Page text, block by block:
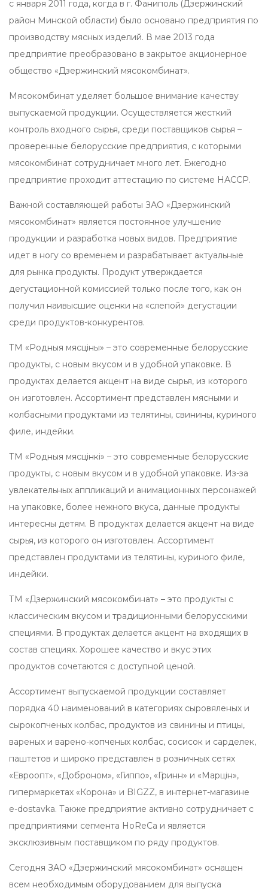
с января 2011 года, когда в г. Фаниполь (Дзержинский
район Минской области) было основано предприятия по
производству мясных изделий. В мае 2013 года
предприятие преобразовано в закрытое акционерное
общество «Дзержинский мясокомбинат».
Мясокомбинат уделяет большое внимание качеству
выпускаемой продукции. Осуществляется жесткий
контроль входного сырья, среди поставщиков сырья –
проверенные белорусские предприятия, с которыми
мясокомбинат сотрудничает много лет. Ежегодно
предприятие проходит аттестацию по системе НАССР.
Важной составляющей работы ЗАО «Дзержинский
мясокомбинат» является постоянное улучшение
продукции и разработка новых видов. Предприятие
идет в ногу со временем и разрабатывает актуальные
для рынка продукты. Продукт утверждается
дегустационной комиссией только после того, как он
получил наивысшие оценки на «слепой» дегустации
среди продуктов-конкурентов.
ТМ «Родныя мясцiны» – это современные белорусские
продукты, с новым вкусом и в удобной упаковке. В
продуктах делается акцент на виде сырья, из которого
он изготовлен. Ассортимент представлен мясными и
колбасными продуктами из телятины, свинины, куриного
филе, индейки.
ТМ «Родныя мясцiнкi» – это современные белорусские
продукты, с новым вкусом и в удобной упаковке. Из-за
увлекательных аппликаций и анимационных персонажей
на упаковке, более нежного вкуса, данные продукты
интересны детям. В продуктах делается акцент на виде
сырья, из которого он изготовлен. Ассортимент
представлен продуктами из телятины, куриного филе,
индейки.
ТМ «Дзержинский мясокомбинат» – это продукты с
классическим вкусом и традиционными белорусскими
специями. В продуктах делается акцент на входящих в
состав специях. Хорошее качество и вкус этих
продуктов сочетаются с доступной ценой.
Ассортимент выпускаемой продукции составляет
порядка 40 наименований в категориях сыровяленых и
сырокопченых колбас, продуктов из свинины и птицы,
вареных и варено-копченых колбас, сосисок и сарделек,
паштетов и широко представлен в розничных сетях
«Евроопт», «Доброном», «Гиппо», «Гринн» и «Марцiн»,
гипермаркетах «Корона» и BIGZZ, в интернет-магазине
e-dostavka. Также предприятие активно сотрудничает с
предприятиями сегмента HoReCa и является
эксклюзивным поставщиком по ряду продуктов.
Сегодня ЗАО «Дзержинский мясокомбинат» оснащен
всем необходимым оборудованием для выпуска